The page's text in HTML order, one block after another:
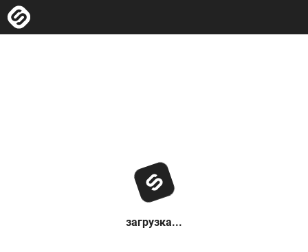
загрузка...